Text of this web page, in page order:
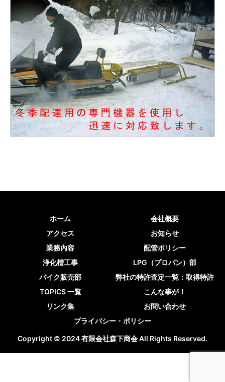
ホーム
会社概要
アクセス
お知らせ
業務内容
配管ポリシー
浄化槽工事
LPG（プロパン）部
バイク販売部
弊社の特許査定一覧：取得特許
TOPICS 一覧
こんな事が！
リンク集
お問い合わせ
プライバシー・ポリシー
Copyright © 2024 有限会社森下商会 All Rights Reserved.